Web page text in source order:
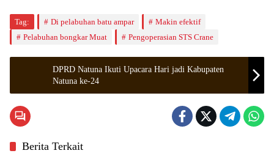
Tag: Di pelabuhan batu ampar
Makin efektif
Pelabuhan bongkar Muat
Pengoperasian STS Crane
DPRD Natuna Ikuti Upacara Hari jadi Kabupaten
Natuna ke-24
Berita Terkait